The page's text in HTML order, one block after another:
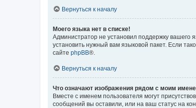
Вернуться к началу
Моего языка нет в списке!
Администратор не установил поддержку вашего
установить нужный вам языковой пакет. Если
сайте phpBB®.
Вернуться к началу
Что означают изображения рядом с моим
Вместе с именем пользователя могут
сообщений вы оставили, или на ваш статус на